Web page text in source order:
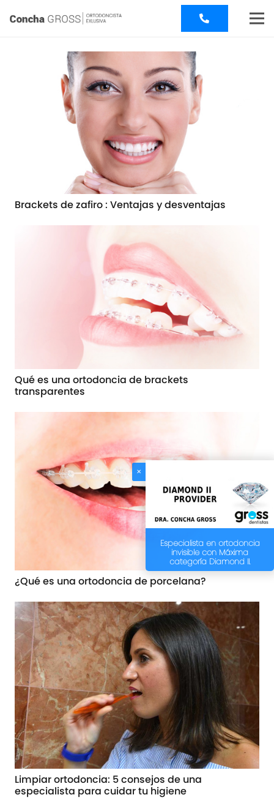
Brackets de zafiro : Ventajas y desventajas
Qué es una ortodoncia de brackets
transparentes
¿Qué es una ortodoncia de porcelana?
Limpiar ortodoncia: 5 consejos de una
especialista para cuidar tu higiene
✕
Especialista en ortodoncia
invisible con Máxima
categoría Diamond II.